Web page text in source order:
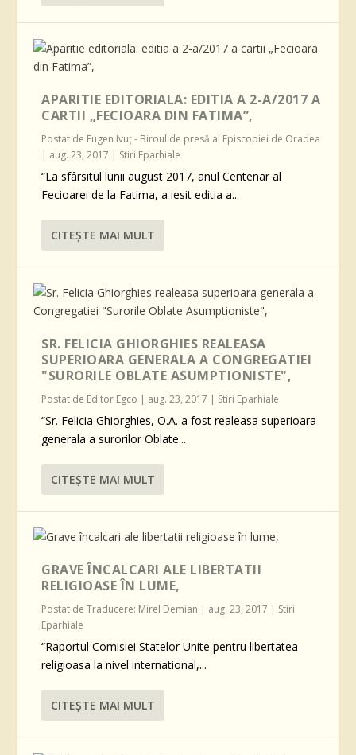
APARITIE EDITORIALA: EDITIA A 2-A/2017 A
CARTII „FECIOARA DIN FATIMA”,
Postat de Eugen Ivuţ - Biroul de presă al Episcopiei de Oradea
| aug. 23, 2017 | Stiri Eparhiale
“La sfârsitul lunii august 2017, anul Centenar al
Fecioarei de la Fatima, a iesit editia a...
CITEŞTE MAI MULT
SR. FELICIA GHIORGHIES REALEASA
SUPERIOARA GENERALA A CONGREGATIEI
"SURORILE OBLATE ASUMPTIONISTE",
Postat de Editor Egco | aug. 23, 2017 | Stiri Eparhiale
“Sr. Felicia Ghiorghies, O.A. a fost realeasa superioara
generala a surorilor Oblate...
CITEŞTE MAI MULT
GRAVE ÎNCALCARI ALE LIBERTATII
RELIGIOASE ÎN LUME,
Postat deTraducere: Mirel Demian | aug. 23, 2017 | Stiri
Eparhiale
“Raportul Comisiei Statelor Unite pentru libertatea
religioasa la nivel international,...
CITEŞTE MAI MULT